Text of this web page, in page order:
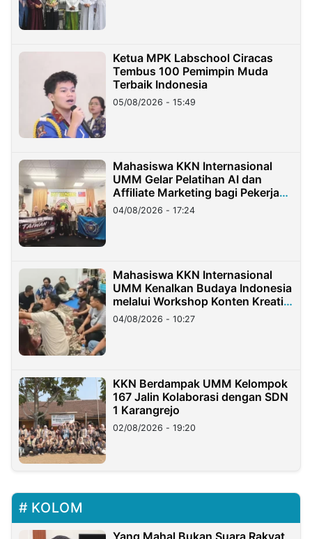
Ketua MPK Labschool Ciracas
Tembus 100 Pemimpin Muda
Terbaik Indonesia
05/08/2026 - 15:49
Mahasiswa KKN Internasional
UMM Gelar Pelatihan AI dan
Affiliate Marketing bagi Pekerja
Migran Indonesia di Taiwan
04/08/2026 - 17:24
Mahasiswa KKN Internasional
UMM Kenalkan Budaya Indonesia
melalui Workshop Konten Kreatif
di Taiwan
04/08/2026 - 10:27
KKN Berdampak UMM Kelompok
167 Jalin Kolaborasi dengan SDN
1 Karangrejo
02/08/2026 - 19:20
KOLOM